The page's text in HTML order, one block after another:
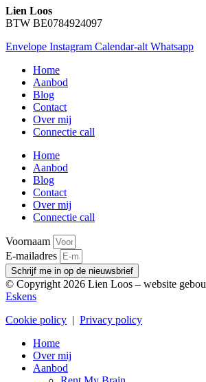
Lien Loos
BTW BE0784924097
Envelope Instagram Calendar-alt Whatsapp
Home
Aanbod
Blog
Contact
Over mij
Connectie call
Home
Aanbod
Blog
Contact
Over mij
Connectie call
Voornaam
E-mailadres
Schrijf me in op de nieuwsbrief
© Copyright 2026 Lien Loos – website
Eskens
Cookie policy | Privacy policy
Home
Over mij
Aanbod